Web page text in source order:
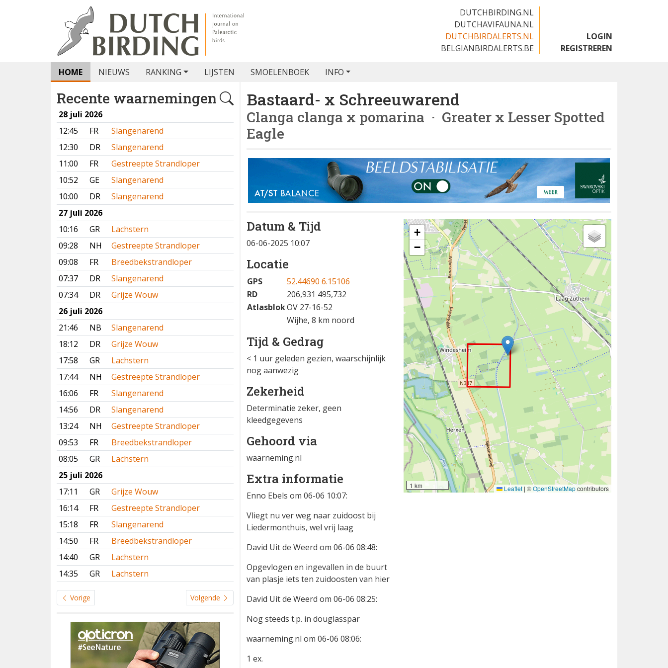
DUTCHBIRDING.NL
DUTCHAVIFAUNA.NL
DUTCHBIRDALERTS.NL
BELGIANBIRDALERTS.BE
LOGIN
REGISTREREN
HOME NIEUWS RANKING LIJSTEN SMOELENBOEK INFO
Recente waarnemingen
28 juli 2026
12:45
FR
Slangenarend
12:30
DR
Slangenarend
11:00
FR
Gestreepte Strandloper
10:52
GE
Slangenarend
10:00
DR
Slangenarend
27 juli 2026
10:16
GR
Lachstern
09:28
NH
Gestreepte Strandloper
09:08
FR
Breedbekstrandloper
07:37
DR
Slangenarend
07:34
DR
Grijze Wouw
26 juli 2026
21:46
NB
Slangenarend
18:12
DR
Grijze Wouw
17:58
GR
Lachstern
17:44
NH
Gestreepte Strandloper
16:06
FR
Slangenarend
14:56
DR
Slangenarend
13:24
NH
Gestreepte Strandloper
09:53
FR
Breedbekstrandloper
08:05
GR
Lachstern
25 juli 2026
17:11
GR
Grijze Wouw
16:14
FR
Gestreepte Strandloper
15:18
FR
Slangenarend
14:50
FR
Breedbekstrandloper
14:40
GR
Lachstern
14:35
GR Lachstern
Vorige Volgende
Bastaard- x Schreeuwarend
Clanga clanga x pomarina · Greater x Lesser Spotted
Eagle
Datum & Tijd
06-06-2025 10:07
Locatie
GPS
52.44690 6.15106
RD
206,931 495,732
AtlasblokOV 27-16-52
Wijhe, 8 km noord
Tijd & Gedrag
< 1 uur geleden gezien, waarschijnlijk
nog aanwezig
Zekerheid
Determinatie zeker, geen
kleedgegevens
Gehoord via
waarneming.nl
Extra informatie
Enno Ebels om 06-06 10:07:
Vliegt nu ver weg naar zuidoost bij
Liedermonthuis, wel vrij laag
David Uit de Weerd om 06-06 08:48:
Opgevlogen en ingevallen in de buurt
van plasje iets ten zuidoosten van hier
David Uit de Weerd om 06-06 08:25:
Nog steeds t.p. in douglasspar
waarneming.nl om 06-06 08:06:
1 ex.
+
−
1 km Leaflet | ©OpenStreetMapcontributors